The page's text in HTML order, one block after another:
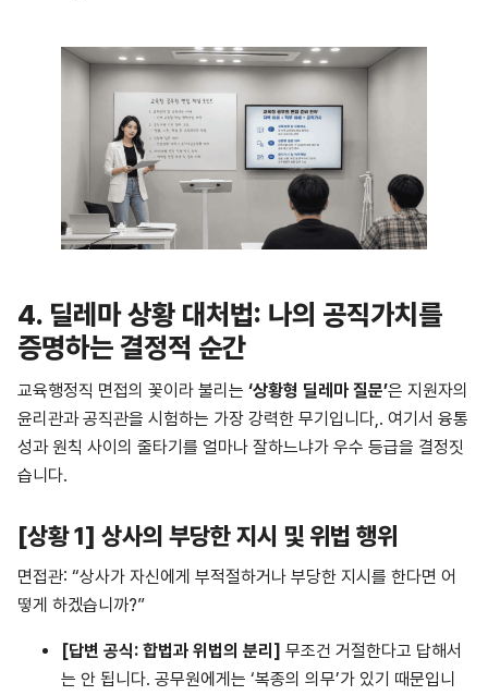
4. 딜레마 상황 대처법: 나의 공직가치를
증명하는 결정적 순간
교육행정직 면접의 꽃이라 불리는 ‘상황형 딜레마 질문’은 지원자의
윤리관과 공직관을 시험하는 가장 강력한 무기입니다,. 여기서 융통
성과 원칙 사이의 줄타기를 얼마나 잘하느냐가 우수 등급을 결정짓
습니다.
[상황 1] 상사의 부당한 지시 및 위법 행위
면접관: “상사가 자신에게 부적절하거나 부당한 지시를 한다면 어
떻게 하겠습니까?”
[답변 공식: 합법과 위법의 분리 ] 무조건 거절한다고 답해서
는 안 됩니다. 공무원에게는 ‘복종의 의무’가 있기 때문입니